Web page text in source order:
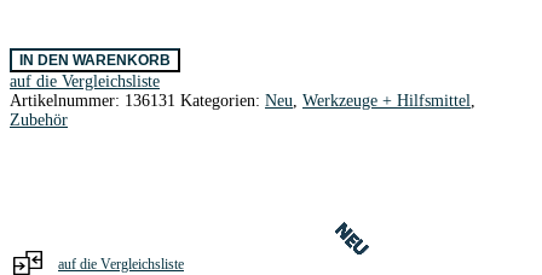
Perma-
Grit
Zylinderfräser
GROB
11
IN DEN WARENKORB
auf die Vergleichsliste
Artikelnummer: 136131 Kategorien: Neu Werkzeuge + Hilfsmittel
Zubehör
auf die Vergleichsliste
NEU
NEU
NEU
NEU
NEU
NEU
NEU
NEU
NEU
NEU
NEU
NEU
NEU
NEU
NEU
NEU
NEU
NEU
NEU
NEU
NEU
NEU